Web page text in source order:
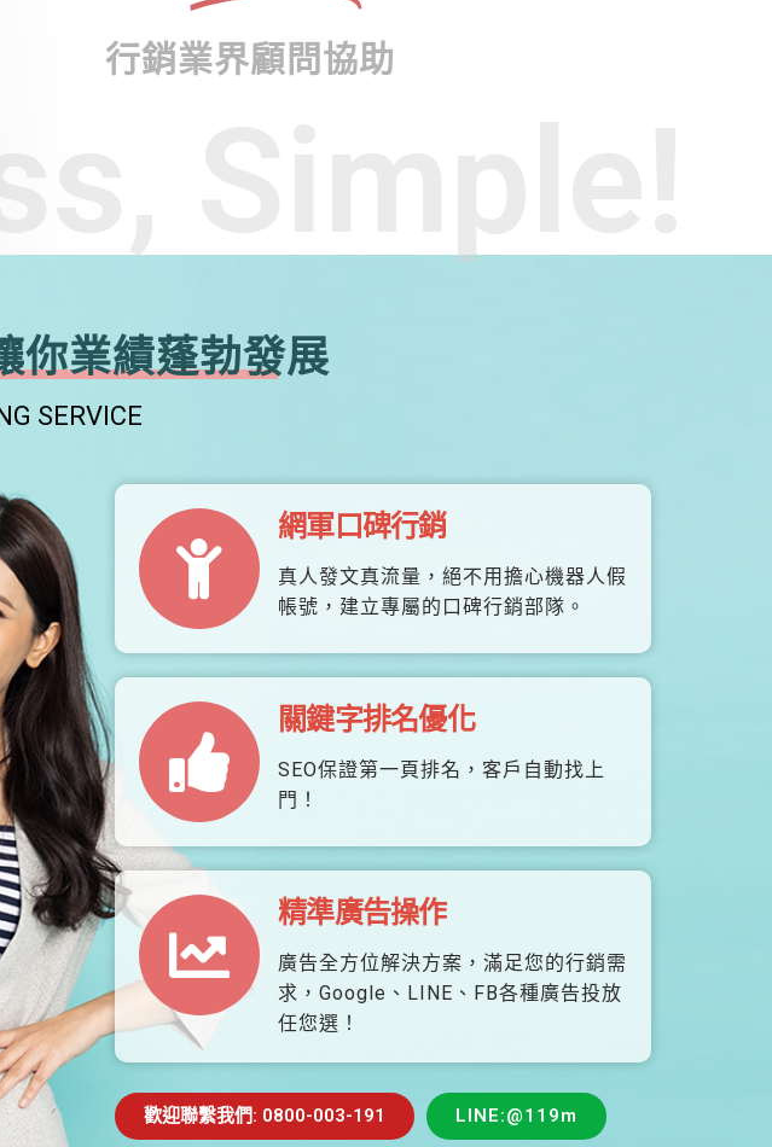
Simple!
行銷業界顧問協助
你業績蓬勃發展
SERVICE
網軍口碑行銷
真人發文真流量，絕不用擔心機器人假
帳號，建立專屬的口碑行銷部隊。
關鍵字排名優化
SEO保證第一頁排名，客戶自動找上
門！
精準廣告操作
廣告全方位解決方案，滿足您的行銷需
求，Google、LINE、FB各種廣告投放
任您選！
歡迎聯繫我們: 0800-003-191 LINE:@119m